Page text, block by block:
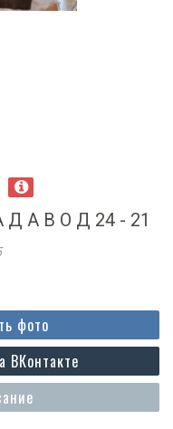
А В О Д 24 - 21
ВКонтакте
фото